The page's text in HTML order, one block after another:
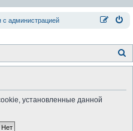
с администрацией
о
установленные данной